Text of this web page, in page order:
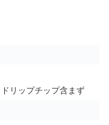
リップチップ含まず